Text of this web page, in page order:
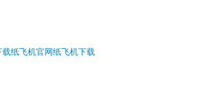
载纸飞机官网纸飞机下载